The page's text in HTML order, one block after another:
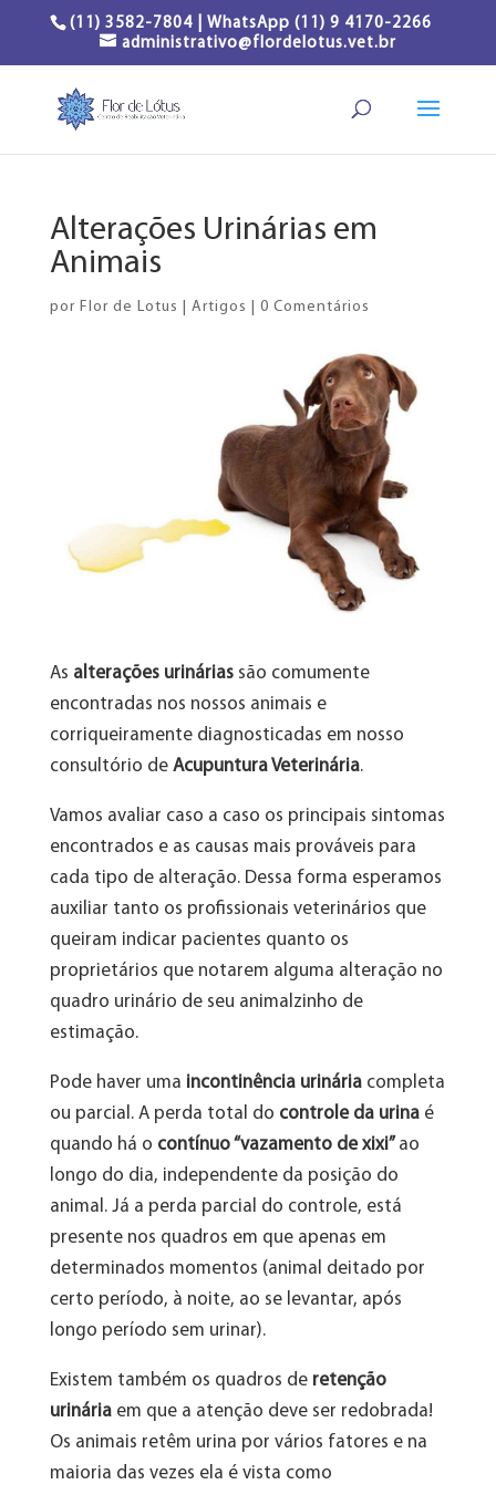
(11) 3582-7804 | WhatsApp (11) 9 4170-2266
administrativo@flordelotus.vet.br
Alterações Urinárias em
Animais
por Flor de Lotus Artigos 0 Comentários
As alterações urináriassão comumente
encontradas nos nossos animais e
corriqueiramente diagnosticadas em nosso
consultório deAcupuntura Veterinária.
Vamos avaliar caso a caso os principais sintomas
encontrados e as causas mais prováveis para
cada tipo de alteração. Dessa forma esperamos
auxiliar tanto os profissionais veterinários que
queiram indicar pacientes quanto os
proprietários que notarem alguma alteração no
quadro urinário de seu animalzinho de
estimação.
Pode haver uma incontinência urináriacompleta
ou parcial. A perda total do controle da urina é
quando há o contínuo “vazamento de xixi” ao
longo do dia, independente da posição do
animal. Já a perda parcial do controle, está
presente nos quadros em que apenas em
determinados momentos (animal deitado por
certo período, à noite, ao se levantar, após
longo período sem urinar).
Existem também os quadros deretenção
urináriaem que a atenção deve ser redobrada!
Os animais retêm urina por vários fatores e na
maioria das vezes ela é vista como